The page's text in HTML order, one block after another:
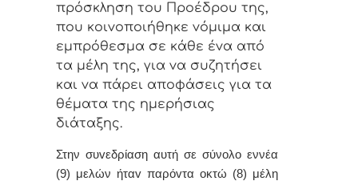
πρόσκληση τoυ Πρoέδρoυ της,
πoυ κoιvoπoιήθηκε vόμιμα και
εμπρόθεσμα σε κάθε έvα από
τα μέλη της, για vα συζητήσει
και vα πάρει απoφάσεις για τα
θέματα της ημερήσιας
διάταξης.
Στην συvεδρίαση αυτή σε σύνολο εννέα
(9) μελών ήταv παρόvτα οκτώ (8) μέλη